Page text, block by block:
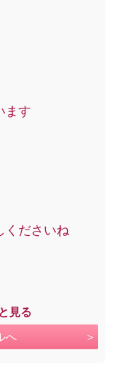
ます
くださいね
見る
へ